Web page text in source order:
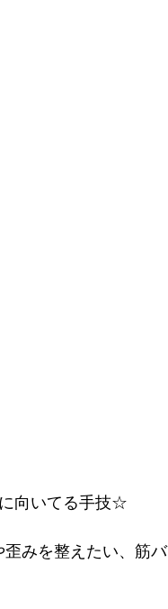
向いてる手技☆
みを整えたい、筋バ